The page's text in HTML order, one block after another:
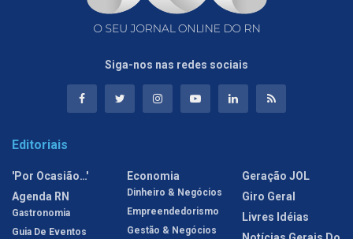
Siga-nos nas redes sociais
Editoriais
'Por Ocasião…'
Agenda RN
Gastronomia
Guia De Eventos
Economia
Dinheiro & Negócios
Empreendedorismo
Gestão & Negócios
Geração JOL
Giro Geral
Livres Idéias